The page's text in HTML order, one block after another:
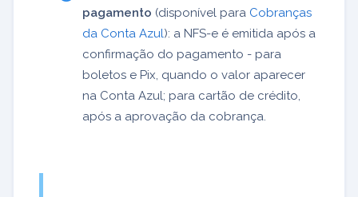
pagamento (disponível para Cobranças
da Conta Azul): a NFS-e é emitida após a
confirmação do pagamento - para
boletos e Pix, quando o valor aparecer
na Conta Azul; para cartão de crédito,
após a aprovação da cobrança.